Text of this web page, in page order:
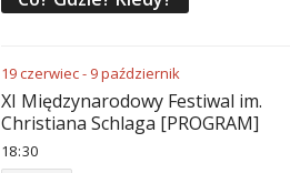
19czerwiec- 9październik
XI Międzynarodowy Festiwal im.
Christiana Schlaga [PROGRAM]
18:30